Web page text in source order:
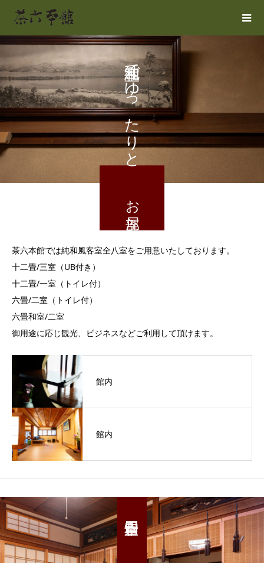
純和室でゆったりと
お部屋
茶六本館では純和風客室全八室をご用意いたしております。
十二畳/三室（UB付き）
十二畳/一室（トイレ付）
六畳/二室（トイレ付）
六畳和室/二室
御用途に応じ観光、ビジネスなどご利用して頂けます。
館内
館内